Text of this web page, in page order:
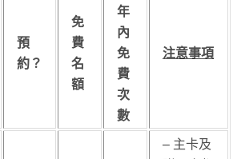
預
約？
免
費
名
額
年
內
免
費
次
數
注意事項
– 主卡及